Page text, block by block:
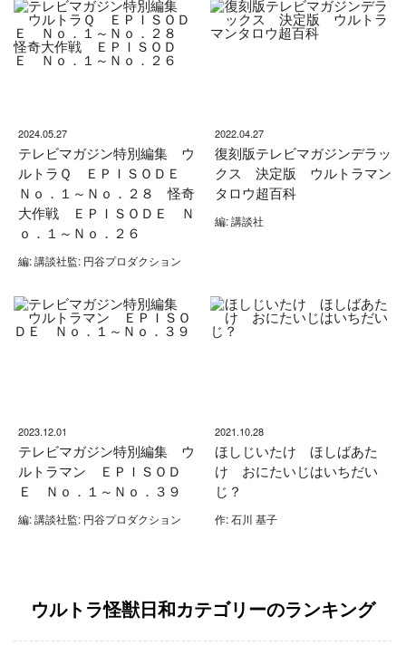
2024.05.27
テレビマガジン特別編集 ウ
ルトラＱ ＥＰＩＳＯＤＥ
Ｎｏ．１～Ｎｏ．２８ 怪奇
大作戦 ＥＰＩＳＯＤＥ Ｎ
ｏ．１～Ｎｏ．２６
編: 講談社監: 円谷プロダクション
2022.04.27
復刻版テレビマガジンデラッ
クス 決定版 ウルトラマン
タロウ超百科
編: 講談社
2023.12.01
テレビマガジン特別編集 ウ
ルトラマン ＥＰＩＳＯＤ
Ｅ Ｎｏ．１～Ｎｏ．３９
編: 講談社監: 円谷プロダクション
2021.10.28
ほしじいたけ ほしばあた
け おにたいじはいちだい
じ？
作: 石川 基子
ウルトラ怪獣日和カテゴリーのランキング